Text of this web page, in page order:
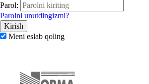
Parol:
Parolni unutdingizmi?
Meni eslab qoling